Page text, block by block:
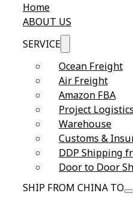
Home
ABOUT US
SERVICE
Ocean Freight
Air Freight
Amazon FBA
Project
Warehouse
Customs &
DDP Shipping
Door to Door
SHIP FROM CHINA TO